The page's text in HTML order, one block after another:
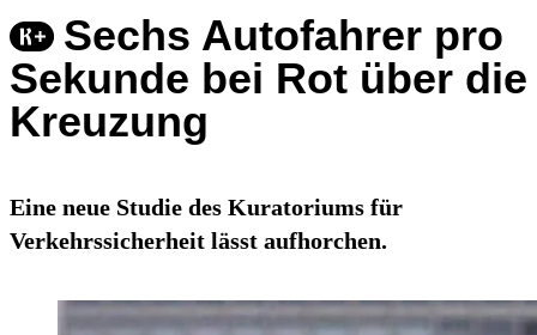
Sechs Autofahrer pro
Sekunde bei Rot über die
Kreuzung
Eine neue Studie des Kuratoriums für
Verkehrssicherheit lässt aufhorchen.